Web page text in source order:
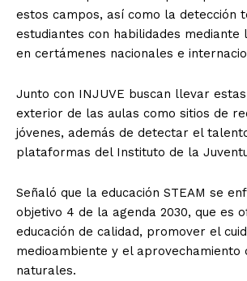
estos campos, así como la detección
estudiantes con habilidades mediante
en certámenes nacionales e
Junto con INJUVE buscan llevar
exterior de las aulas como sitios de
jóvenes, además de detectar el
plataformas del Instituto de la
Señaló que la educación STEAM se
objetivo 4 de la agenda 2030, que es
educación de calidad, promover el
medioambiente y el aprovechamiento
naturales.